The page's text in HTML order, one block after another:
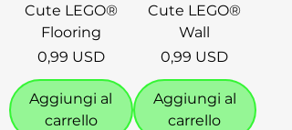
Cute LEGO®
Flooring
Prezzo
0,99 USD
Aggiungi al
carrello
Cute LEGO®
Wall
Prezzo
0,99 USD
Aggiungi al
carrello